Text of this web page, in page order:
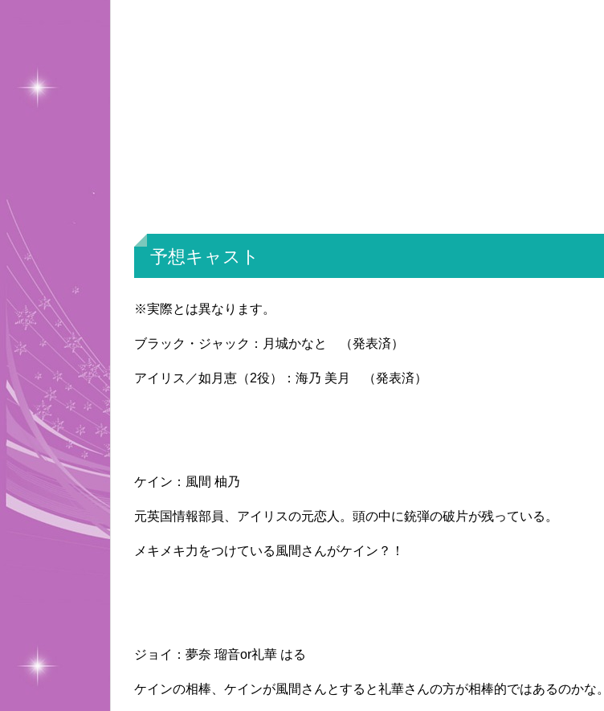
予想キャスト
※実際とは異なります。
ブラック・ジャック：月城かなと （発表済）
アイリス／如月恵（2役）：海乃 美月 （発表済）
ケイン：風間 柚乃
元英国情報部員、アイリスの元恋人。頭の中に銃弾の破片が残っている。
メキメキ力をつけている風間さんがケイン？！
ジョイ：夢奈 瑠音or礼華 はる
ケインの相棒、ケインが風間さんとすると礼華さんの方が相棒的ではあるのかな。